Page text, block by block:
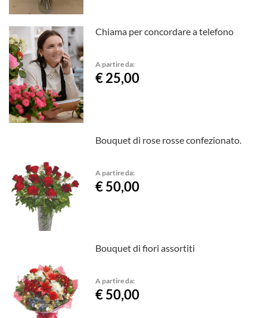
Chiama per concordare a telefono
A partire da:
€ 25,00
Bouquet di rose rosse confezionato.
A partire da:
€ 50,00
Bouquet di fiori assortiti
A partire da:
€ 50,00